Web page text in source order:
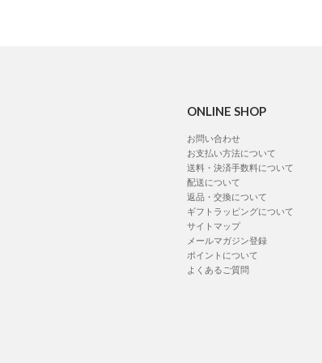
ONLINE SHOP
お問い合わせ
お支払い方法について
送料・決済手数料について
配送について
返品・交換について
ギフトラッピングについて
サイトマップ
メールマガジン登録
ポイントについて
よくあるご質問